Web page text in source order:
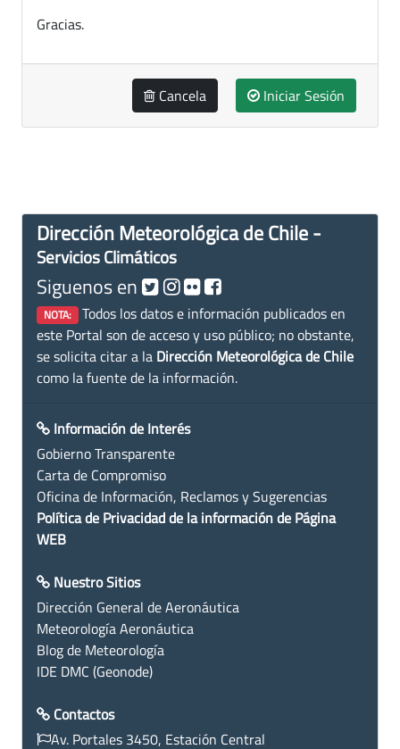
Gracias.
Cancela Iniciar Sesión
Dirección Meteorológica de Chile -
Servicios Climáticos
Siguenos en
NOTA: Todos los datos e información publicados en
este Portal son de acceso y uso público; no obstante,
se solicita citar a la Dirección Meteorológica de Chile
como la fuente de la información.
Información de Interés
Gobierno Transparente
Carta de Compromiso
Oficina de Información, Reclamos y Sugerencias
Política de Privacidad de la información de Página
WEB
Nuestro Sitios
Dirección General de Aeronáutica
Meteorología Aeronáutica
Blog de Meteorología
IDE DMC (Geonode)
Contactos
Av. Portales 3450, Estación Central